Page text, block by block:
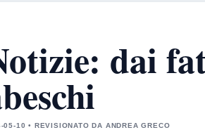
dai
10 • REVISIONATO DA ANDREA GRECO